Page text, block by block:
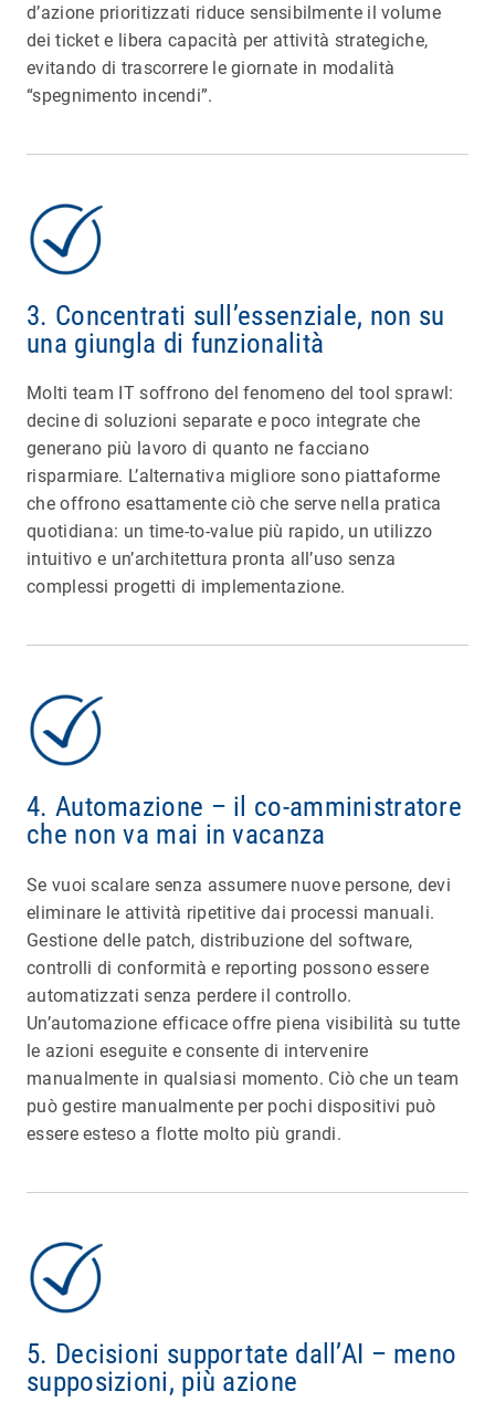
d’azione prioritizzati riduce sensibilmente il volume
dei ticket e libera capacità per attività strategiche,
evitando di trascorrere le giornate in modalità
“spegnimento incendi”.
3. Concentrati sull’essenziale, non su
una giungla di funzionalità
Molti team IT soffrono del fenomeno del tool sprawl:
decine di soluzioni separate e poco integrate che
generano più lavoro di quanto ne facciano
risparmiare. L’alternativa migliore sono piattaforme
che offrono esattamente ciò che serve nella pratica
quotidiana: un time-to-value più rapido, un utilizzo
intuitivo e un’architettura pronta all’uso senza
complessi progetti di implementazione.
4. Automazione – il co-amministratore
che non va mai in vacanza
Se vuoi scalare senza assumere nuove persone, devi
eliminare le attività ripetitive dai processi manuali.
Gestione delle patch, distribuzione del software,
controlli di conformità e reporting possono essere
automatizzati senza perdere il controllo.
Un’automazione efficace offre piena visibilità su tutte
le azioni eseguite e consente di intervenire
manualmente in qualsiasi momento. Ciò che un team
può gestire manualmente per pochi dispositivi può
essere esteso a flotte molto più grandi.
5. Decisioni supportate dall’AI – meno
supposizioni, più azione